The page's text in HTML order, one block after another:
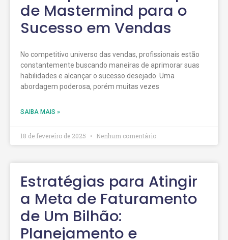
de Mastermind para o
Sucesso em Vendas
No competitivo universo das vendas, profissionais estão
constantemente buscando maneiras de aprimorar suas
habilidades e alcançar o sucesso desejado. Uma
abordagem poderosa, porém muitas vezes
SAIBA MAIS »
18 de fevereiro de 2025 Nenhum comentário
Estratégias para Atingir
a Meta de Faturamento
de Um Bilhão:
Planejamento e